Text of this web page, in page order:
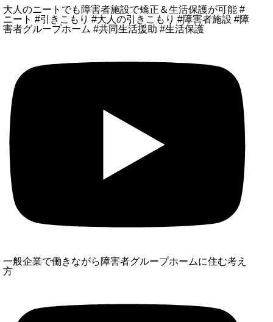
大人のニートでも障害者施設で矯正＆生活保護が可能 #
ニート #引きこもり #大人の引きこもり #障害者施設 #障
害者グループホーム #共同生活援助 #生活保護
一般企業で働きながら障害者グループホームに住む考え
方